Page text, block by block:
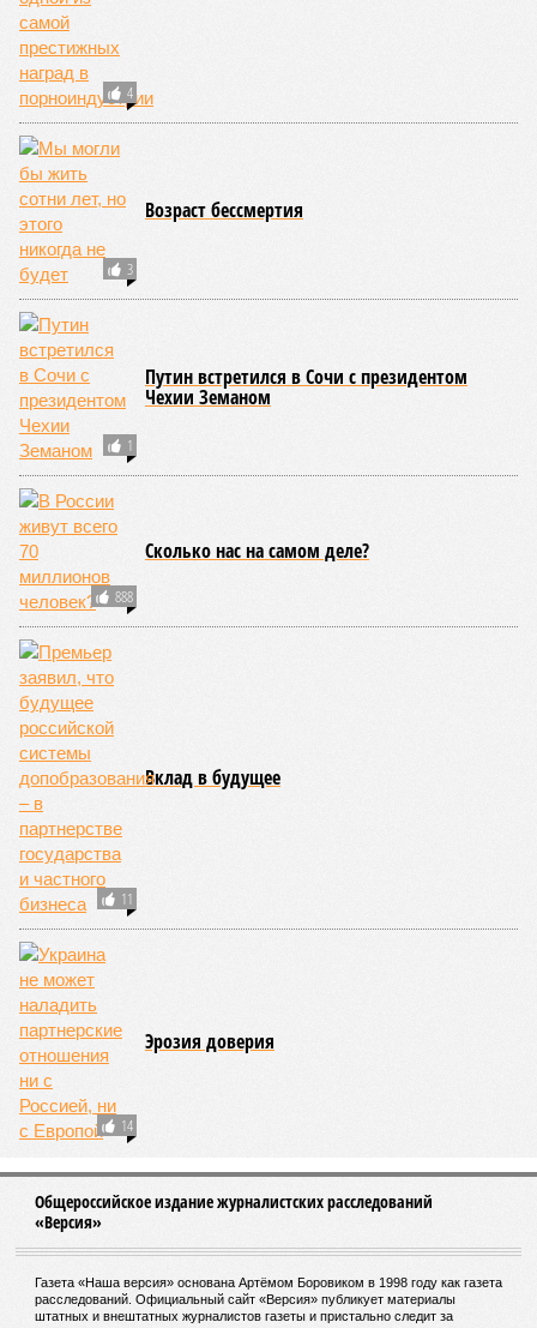
4
3
Возраст бессмертия
1
Путин встретился в Сочи с президентом
Чехии Земаном
888
Сколько нас на самом деле?
11
Вклад в будущее
14
Эрозия доверия
Общероссийское издание журналистских расследований
«Версия»
Газета «Наша версия» основана Артёмом Боровиком в 1998 году как газета
расследований. Официальный сайт «Версия» публикует материалы
штатных и внештатных журналистов газеты и пристально следит за